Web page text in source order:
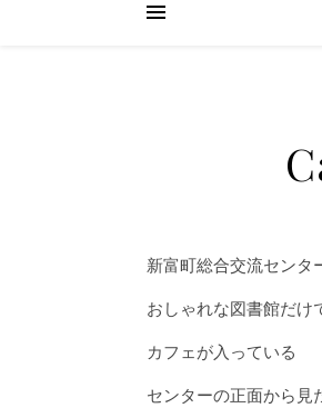
新富町総合交流センタ
おしゃれな図書館だけ
カフェが入っている
センターの正面から見